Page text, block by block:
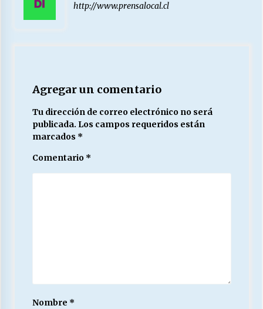
http://www.prensalocal.cl
Agregar un comentario
Tu dirección de correo electrónico no será
publicada. Los campos requeridos están
marcados *
Comentario *
Nombre *